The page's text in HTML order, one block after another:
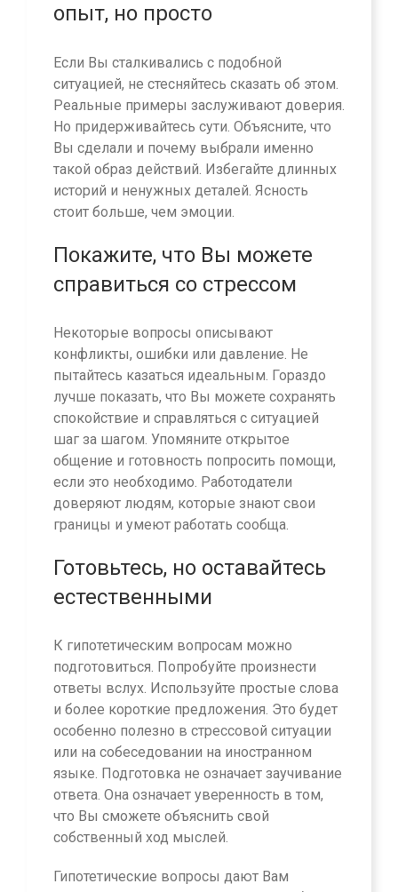
опыт, но просто
Если Вы сталкивались с подобной
ситуацией, не стесняйтесь сказать об этом.
Реальные примеры заслуживают доверия.
Но придерживайтесь сути. Объясните, что
Вы сделали и почему выбрали именно
такой образ действий. Избегайте длинных
историй и ненужных деталей. Ясность
стоит больше, чем эмоции.
Покажите, что Вы можете
справиться со стрессом
Некоторые вопросы описывают
конфликты, ошибки или давление. Не
пытайтесь казаться идеальным. Гораздо
лучше показать, что Вы можете сохранять
спокойствие и справляться с ситуацией
шаг за шагом. Упомяните открытое
общение и готовность попросить помощи,
если это необходимо. Работодатели
доверяют людям, которые знают свои
границы и умеют работать сообща.
Готовьтесь, но оставайтесь
естественными
К гипотетическим вопросам можно
подготовиться. Попробуйте произнести
ответы вслух. Используйте простые слова
и более короткие предложения. Это будет
особенно полезно в стрессовой ситуации
или на собеседовании на иностранном
языке. Подготовка не означает заучивание
ответа. Она означает уверенность в том,
что Вы сможете объяснить свой
собственный ход мыслей.
Гипотетические вопросы дают Вам